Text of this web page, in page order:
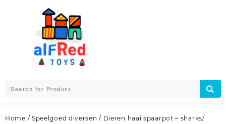
Home / Speelgoed diversen / Dieren haai spaarpot – sharks/